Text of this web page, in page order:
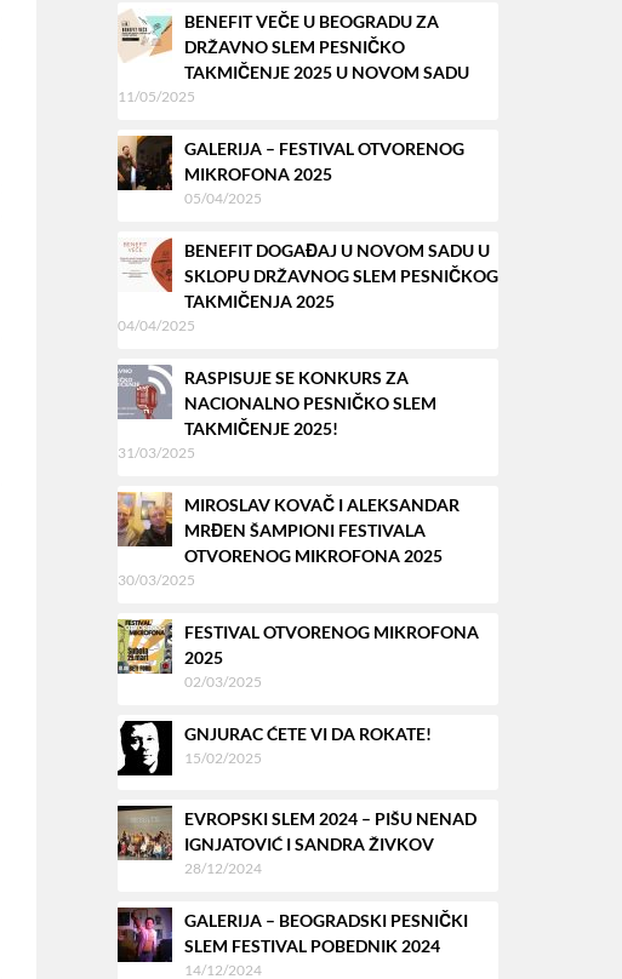
BENEFIT VEČE U BEOGRADU ZA
DRŽAVNO SLEM PESNIČKO
TAKMIČENJE 2025 U NOVOM SADU
11/05/2025
GALERIJA – FESTIVAL OTVORENOG
MIKROFONA 2025
05/04/2025
BENEFIT DOGAĐAJ U NOVOM SADU U
SKLOPU DRŽAVNOG SLEM PESNIČKOG
TAKMIČENJA 2025
04/04/2025
RASPISUJE SE KONKURS ZA
NACIONALNO PESNIČKO SLEM
TAKMIČENJE 2025!
31/03/2025
MIROSLAV KOVAČ I ALEKSANDAR
MRĐEN ŠAMPIONI FESTIVALA
OTVORENOG MIKROFONA 2025
30/03/2025
FESTIVAL OTVORENOG MIKROFONA
2025
02/03/2025
GNJURAC ĆETE VI DA ROKATE!
15/02/2025
EVROPSKI SLEM 2024 – PIŠU NENAD
IGNJATOVIĆ I SANDRA ŽIVKOV
28/12/2024
GALERIJA – BEOGRADSKI PESNIČKI
SLEM FESTIVAL POBEDNIK 2024
14/12/2024